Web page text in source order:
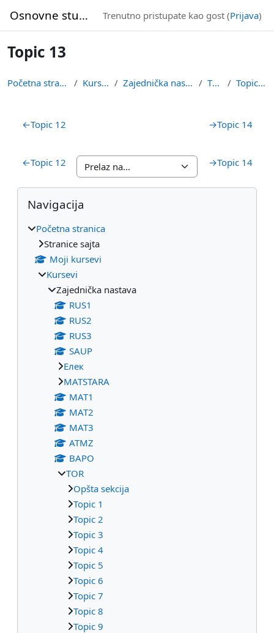
Osnovne studije Trenutno pristupate kao gost (Prijava)
Topic 13
Početna stranica Kursevi Zajednička nastava TOR Topic 13
Pregled sekcija
←Topic 12 →Topic 14
←Topic 12 →Topic 14
Blokovi
Preskoči Navigacija
Navigacija
Početna stranica
Stranice sajta
Moji kursevi
Kursevi
Zajednička nastava
RUS1
RUS2
RUS3
SAUP
Eлек
МАТSTARA
МАТ1
МАТ2
МАТ3
ATMZ
BAPO
TOR
Opšta sekcija
Topic 1
Topic 2
Topic 3
Topic 4
Topic 5
Topic 6
Topic 7
Topic 8
Topic 9